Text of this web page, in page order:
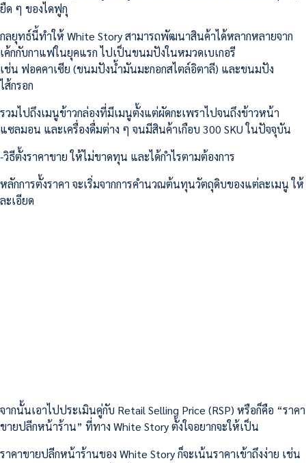
ยืด ๆ ของไดฟูกุ
กลยุทธ์นี้ทำให้ White Story สามารถพัฒนาสินค้าได้หลากหลายจาก
เค้กกับกาแฟในยุคแรก ไปเป็นขนมปังในหมวดเบเกอรี
เช่น ฟอคคาเซีย (ขนมปังน้ำมันมะกอกสไตล์อิตาลี) และขนมปัง
ไส้กรอก
รวมไปถึงเมนูข้าวกล่องที่มีเมนูตั้งแต่ผัดกะเพราไปจนถึงข้าวหน้า
แซลมอน และเครื่องดื่มต่าง ๆ จนมีสินค้าเกือบ 300 SKU ในปัจจุบัน
-วิธีตั้งราคาขาย ให้ไม่ขาดทุน และได้กำไรตามต้องการ
หลักการตั้งราคา จะเริ่มจากการคำนวณต้นทุนวัตถุดิบของแต่ละเมนู ให้
ละเอียด
จากนั้นเอาไปประเมินคู่กับ Retail Selling Price (RSP) หรือก็คือ “ราคา
ขายปลีกหน้าร้าน” ที่ทาง White Story ตั้งใจอยากจะให้เป็น
ราคาขายปลีกหน้าร้านของ White Story ก็จะเน้นราคาเข้าถึงง่าย เช่น